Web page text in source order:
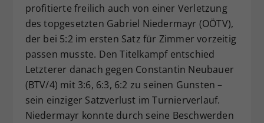
profitierte freilich auch von einer Verletzung
des topgesetzten Gabriel Niedermayr (OÖTV),
der bei 5:2 im ersten Satz für Zimmer vorzeitig
passen musste. Den Titelkampf entschied
Letzterer danach gegen Constantin Neubauer
(BTV/4) mit 3:6, 6:3, 6:2 zu seinen Gunsten –
sein einziger Satzverlust im Turnierverlauf.
Niedermayr konnte durch seine Beschwerden